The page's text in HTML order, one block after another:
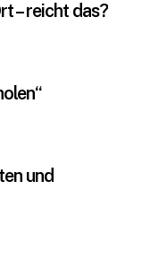
– reicht das?
und